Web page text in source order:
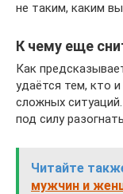
не таким, каким
К чему еще
Как
удаётся тем, кто
сложных
под силу
Читайте
мужчин и